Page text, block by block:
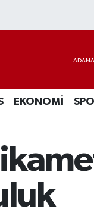
EKONOMİ